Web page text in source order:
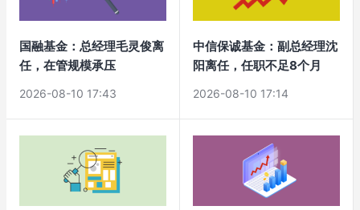
国融基金：总经理毛灵俊离
任，在管规模承压
2026-08-10 17:43
中信保诚基金：副总经理沈
阳离任，任职不足8个月
2026-08-10 17:14